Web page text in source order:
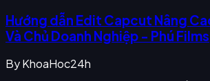
Hướng dẫn Edit Capcut Nâng
Và Chủ Doanh Nghiệp - Phú Films
ByKhoaHoc24h